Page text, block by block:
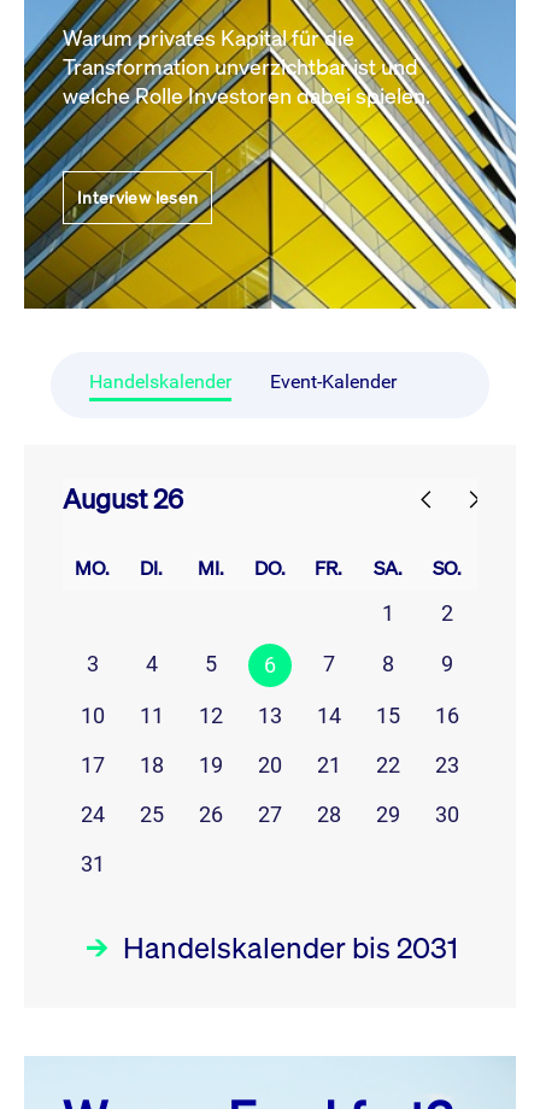
Warum privates Kapital für die
Transformation unverzichtbar ist und
welche Rolle Investoren dabei spielen.
Interview lesen
Handelskalender Event-Kalender
August 26
MO. DI. MI. DO. FR. SA. SO.
1
2
3
4 5 6 7 8 9
10 11 12 13 14 15
16
17
18 19 20 21 22
23
24
25 26 27 28 29
30
31
Handelskalender bis 2031
August 26